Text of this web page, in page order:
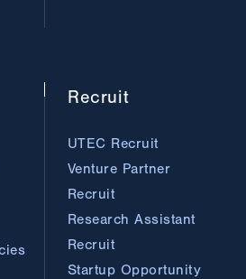
Recruit
UTEC Recruit
Venture Partner
Recruit
Research Assistant
Recruit
Startup Opportunity